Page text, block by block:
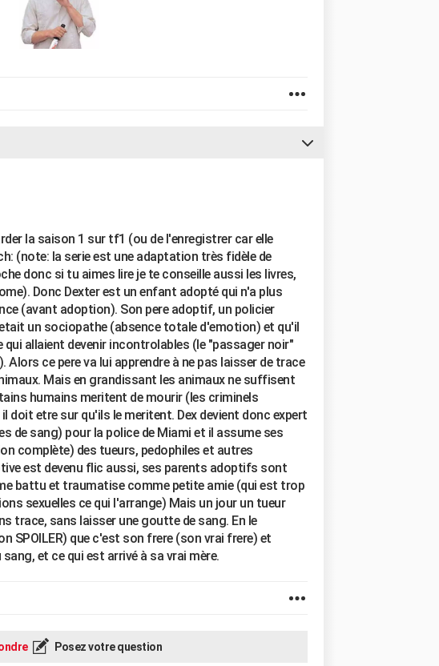
la saison 1 sur tf1 (ou de l'enregistrer car elle
(note: la serie est une adaptation très fidèle de
donc si tu aimes lire je te conseille aussi les livres,
Donc Dexter est un enfant adopté qui n'a plus
(avant adoption). Son pere adoptif, un policier
un sociopathe (absence totale d'emotion) et qu'il
allaient devenir incontrolables (le "passager noir"
Alors ce pere va lui apprendre à ne pas laisser de trace
Mais en grandissant les animaux ne suffisent
humains meritent de mourir (les criminels
doit etre sur qu'ils le meritent. Dex devient donc expert
de sang) pour la police de Miami et il assume ses
complète) des tueurs, pedophiles et autres
est devenu flic aussi, ses parents adoptifs sont
battu et traumatise comme petite amie (qui est trop
sexuelles ce qui l'arrange) Mais un jour un tueur
trace, sans laisser une goutte de sang. En le
SPOILER) que c'est son frere (son vrai frere) et
et ce qui est arrivé à sa vrai mère.
Posez votre question